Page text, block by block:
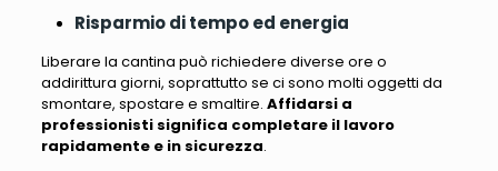
Risparmio di tempo ed energia
Liberare la cantina può richiedere diverse ore o
addirittura giorni, soprattutto se ci sono molti oggetti da
smontare, spostare e smaltire. Affidarsi a
professionisti significa completare il lavoro
rapidamente e in sicurezza.